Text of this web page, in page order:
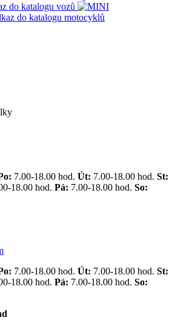
7.00-18.00 hod. Út: 7.00-18.00 hod. St:
18.00 hod. Pá: 7.00-18.00 hod. So:
7.00-18.00 hod. Út: 7.00-18.00 hod. St:
18.00 hod. Pá: 7.00-18.00 hod. So: